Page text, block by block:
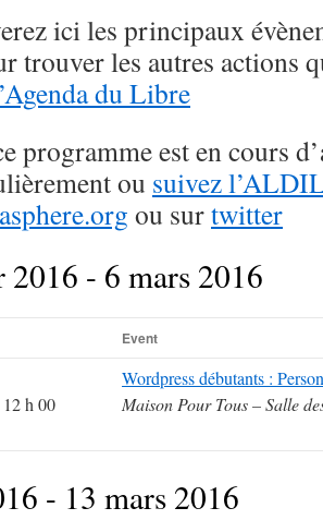
dans
Rhône
ici les principaux
trouver les autres actions
du Libre
programme est en cours
ou suivez
ou surtwitter
- 6 mars 2016
Event
h 00
Wordpress débutants :
Maison Pour Tous – Salle
- 13 mars 2016